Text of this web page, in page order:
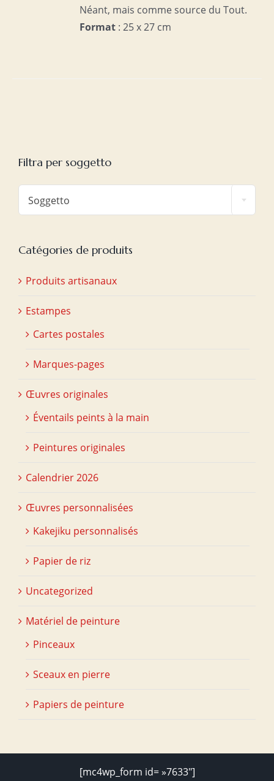
Néant, mais comme source du Tout.
Format : 25 x 27 cm
Filtra per soggetto
Soggetto
Catégories de produits
Produits artisanaux
Estampes
Cartes postales
Marques-pages
Œuvres originales
Éventails peints à la main
Peintures originales
Calendrier 2026
Œuvres personnalisées
Kakejiku personnalisés
Papier de riz
Uncategorized
Matériel de peinture
Pinceaux
Sceaux en pierre
Papiers de peinture
[mc4wp_form id= »7633″]